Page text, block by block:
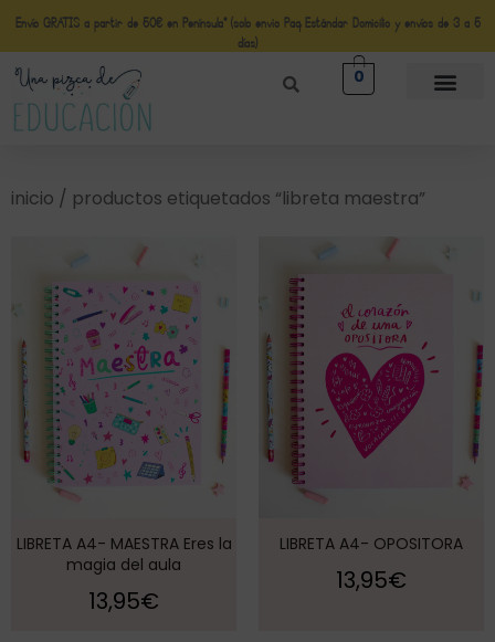
Envío GRATIS a partir de 50€ en Península* (solo envio Paq Estándar Domicilio y envíos de 3 a 5
días)
0
inicio / productos etiquetados “libreta maestra”
LIBRETA A4- MAESTRA Eres la
magia del aula
13,95€
LIBRETA A4- OPOSITORA
13,95€